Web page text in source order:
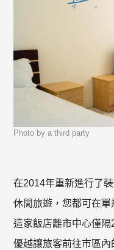
Photo by a third party
在2014年重新進行了
休閒旅遊，您都可在單
這家飯店離市中心僅
優越讓旅客前往市區內